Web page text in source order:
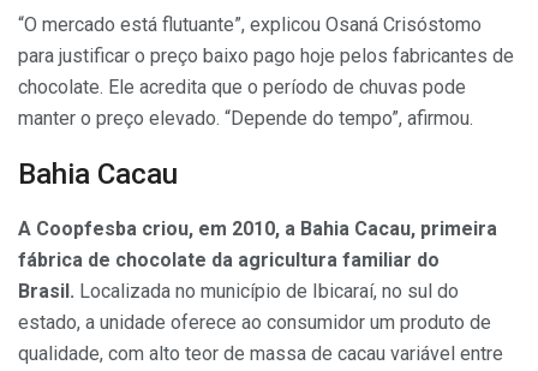
“O mercado está flutuante”, explicou Osaná Crisóstomo
para justificar o preço baixo pago hoje pelos fabricantes de
chocolate. Ele acredita que o período de chuvas pode
manter o preço elevado. “Depende do tempo”, afirmou.
Bahia Cacau
A Coopfesba criou, em 2010, a Bahia Cacau, primeira
fábrica de chocolate da agricultura familiar do
Brasil. Localizada no município de Ibicaraí, no sul do
estado, a unidade oferece ao consumidor um produto de
qualidade, com alto teor de massa de cacau variável entre